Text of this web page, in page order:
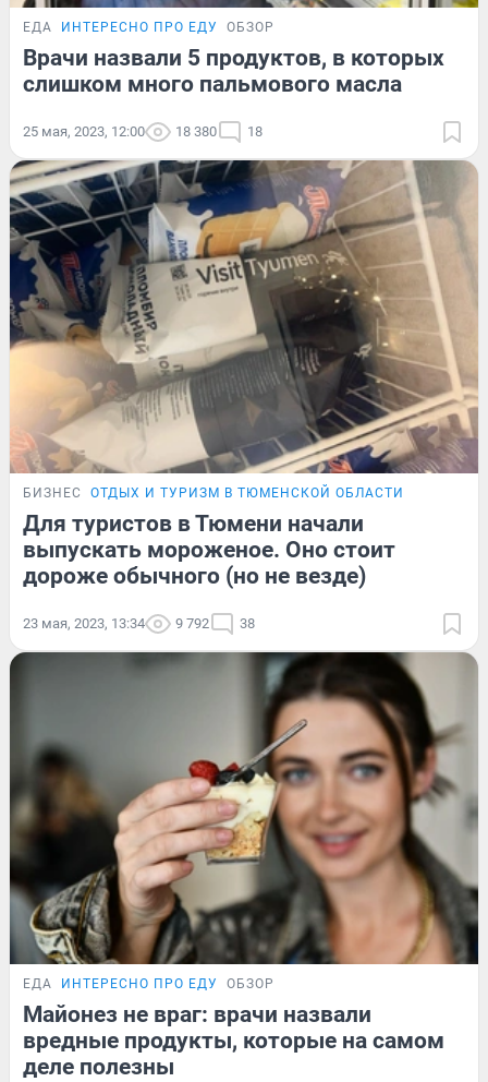
ЕДА ИНТЕРЕСНО ПРО ЕДУ ОБЗОР
Врачи назвали 5 продуктов, в которых
слишком много пальмового масла
25 мая, 2023, 12:00 18 380 18
БИЗНЕС ОТДЫХ И ТУРИЗМ В ТЮМЕНСКОЙ ОБЛАСТИ
Для туристов в Тюмени начали
выпускать мороженое. Оно стоит
дороже обычного (но не везде)
23 мая, 2023, 13:34 9 792 38
ЕДА ИНТЕРЕСНО ПРО ЕДУ ОБЗОР
Майонез не враг: врачи назвали
вредные продукты, которые на самом
деле полезны